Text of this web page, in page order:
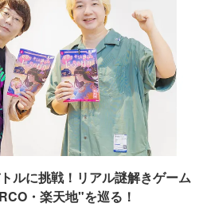
ルに挑戦！リアル謎解きゲーム
・楽天地"を巡る！